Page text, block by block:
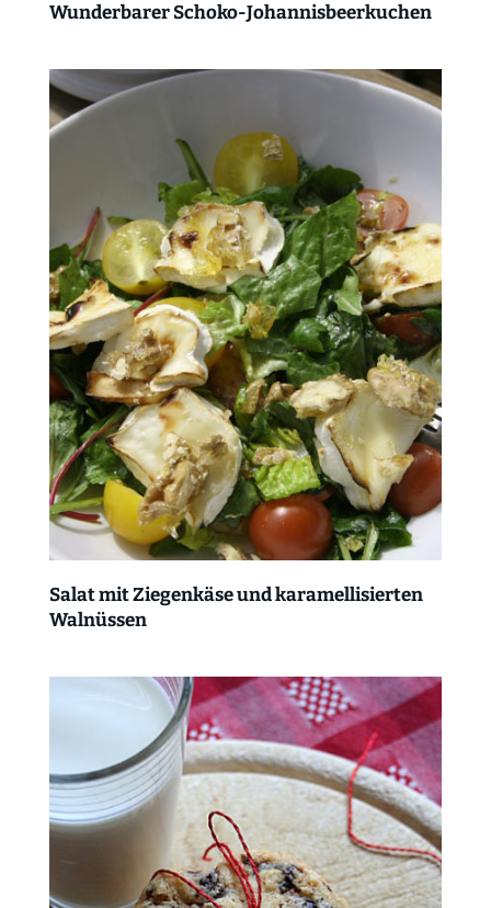
Wunderbarer Schoko-Johannisbeerkuchen
Salat mit Ziegenkäse und karamellisierten
Walnüssen